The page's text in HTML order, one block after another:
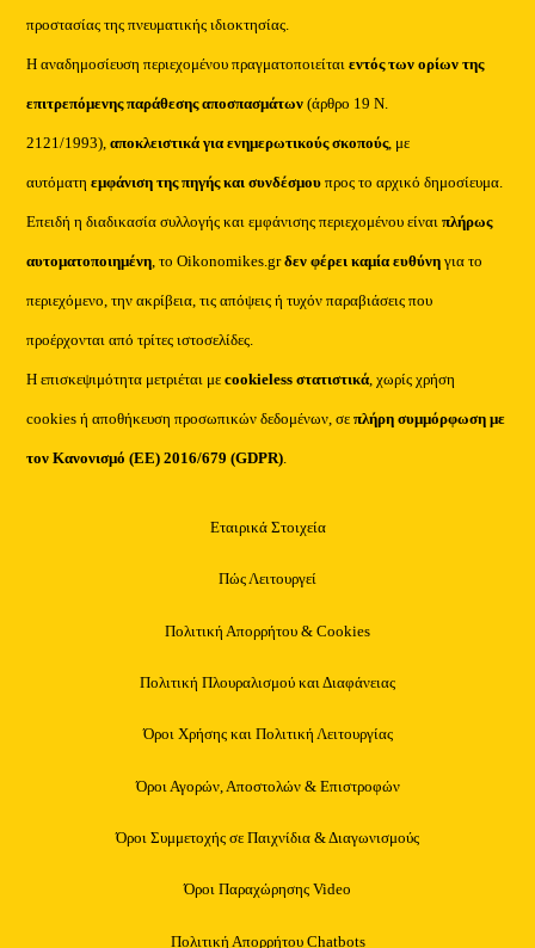
προστασίας της πνευματικής ιδιοκτησίας.
Η αναδημοσίευση περιεχομένου πραγματοποιείταιεντός των ορίων της
επιτρεπόμενης παράθεσης αποσπασμάτων (άρθρο 19 Ν.
2121/1993), αποκλειστικά για ενημερωτικούς σκοπούς, με
αυτόματηεμφάνιση της πηγής και συνδέσμου προς το αρχικό δημοσίευμα.
Επειδή η διαδικασία συλλογής και εμφάνισης περιεχομένου είναιπλήρως
αυτοματοποιημένη, το Oikonomikes.grδεν φέρει καμία ευθύνη για το
περιεχόμενο, την ακρίβεια, τις απόψεις ή τυχόν παραβιάσεις που
προέρχονται από τρίτες ιστοσελίδες.
Η επισκεψιμότητα μετριέται μεcookieless στατιστικά, χωρίς χρήση
cookies ή αποθήκευση προσωπικών δεδομένων, σεπλήρη συμμόρφωση με
τον Κανονισμό (ΕΕ) 2016/679 (GDPR).
Εταιρικά Στοιχεία
Πώς Λειτουργεί
Πολιτική Απορρήτου & Cookies
Πολιτική Πλουραλισμού και Διαφάνειας
Όροι Χρήσης και Πολιτική Λειτουργίας
Όροι Αγορών, Αποστολών & Επιστροφών
Όροι Συμμετοχής σε Παιχνίδια & Διαγωνισμούς
Όροι Παραχώρησης Video
Πολιτική Απορρήτου Chatbots